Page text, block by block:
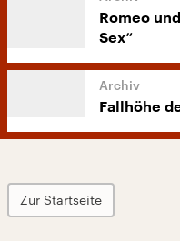
Romeo
Sex“
Fallhöhe
Zur Startseite